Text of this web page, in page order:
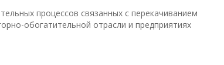
процессов связанных с перекачиванием
обогатительной отрасли и предприятиях